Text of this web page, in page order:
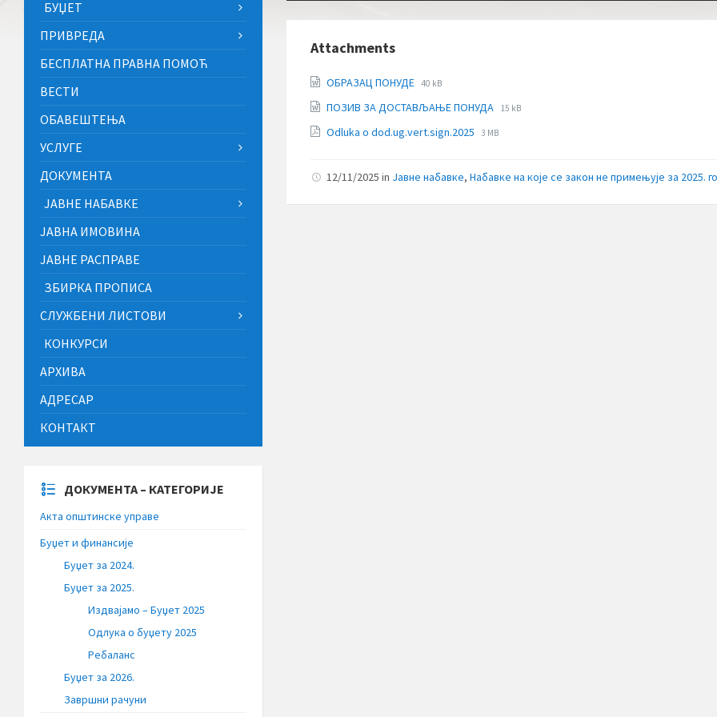
Attachments
ОБРАЗАЦ ПОНУДЕ File
docx
File
40 kB
ПОЗИВ ЗА ДОСТАВЉАЊЕ ПОНУДА File
File
15 kB
Odluka o dod.ug.vert.sign.2025 File
File
3 MB
12/11/2025in Јавне набавке,Набавке на које се закон не примењује за 2025.
БУЏЕТ
ПРИВРЕДА
БЕСПЛАТНА ПРАВНА ПОМОЋ
ВЕСТИ
ОБАВЕШТЕЊА
УСЛУГЕ
ДОКУМЕНТА
ЈАВНЕ НАБАВКЕ
ЈАВНА ИМОВИНА
ЈАВНЕ РАСПРАВЕ
ЗБИРКА ПРОПИСА
СЛУЖБЕНИ ЛИСТОВИ
КОНКУРСИ
АРХИВА
АДРЕСАР
КОНТАКТ
ДОКУМЕНТА – КАТЕГОРИЈЕ
Акта општинске управе
Буџет и финансије
Буџет за 2024.
Буџет за 2025.
Издвајамо – Буџет 2025
Одлука о буџету 2025
Ребаланс
Буџет за 2026.
Завршни рачуни